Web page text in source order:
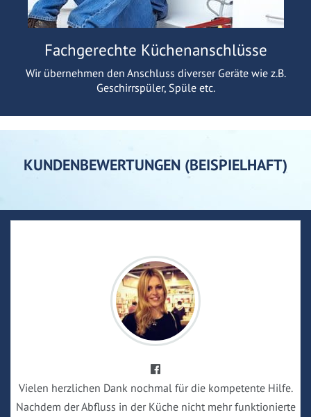
Fachgerechte Küchenanschlüsse
Wir übernehmen den Anschluss diverser Geräte wie z.B.
Geschirrspüler, Spüle etc.
KUNDENBEWERTUNGEN (BEISPIELHAFT)
Vielen herzlichen Dank nochmal für die kompetente Hilfe.
Nachdem der Abfluss in der Küche nicht mehr funktionierte